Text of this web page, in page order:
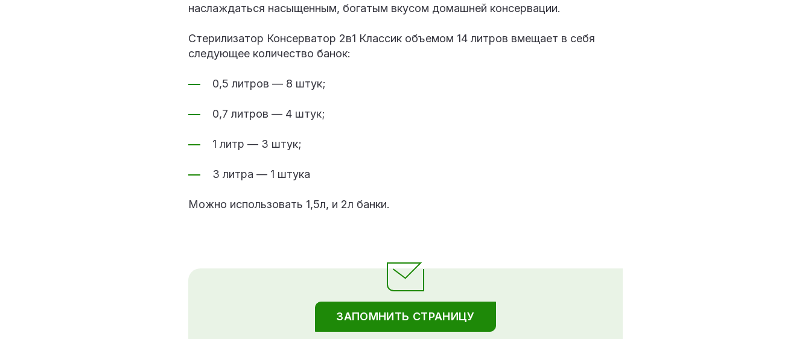
наслаждаться насыщенным, богатым вкусом домашней консервации.
Стерилизатор Консерватор 2в1 Классик объемом 14 литров вмещает в себя
следующее количество банок:
0,5 литров — 8 штук;
0,7 литров — 4 штук;
1 литр — 3 штук;
3 литра — 1 штука
Можно использовать 1,5л, и 2л банки.
ЗАПОМНИТЬ СТРАНИЦУ